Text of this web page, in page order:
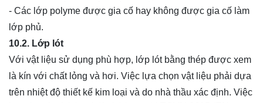
- Các lớp polyme được gia cố hay không được gia cố làm
lớp phủ.
10.2. Lớp lót
Với vật liệu sử dụng phù hợp, lớp lót bằng thép được xem
là kín với chất lỏng và hơi. Việc lựa chọn vật liệu phải dựa
trên nhiệt độ thiết kế kim loại và do nhà thầu xác định. Việc